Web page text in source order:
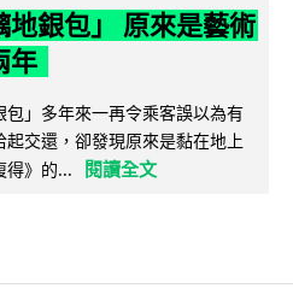
銀包」 原來是藝術
年
」多年來一再令乘客誤以為有
交還，卻發現原來是黏在地上
得》的...
閱讀全文